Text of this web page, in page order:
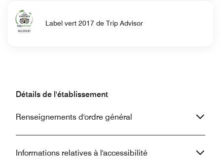
Label vert 2017 de Trip Advisor
Détails de l'établissement
Renseignements d'ordre général
Informations relatives à l'accessibilité